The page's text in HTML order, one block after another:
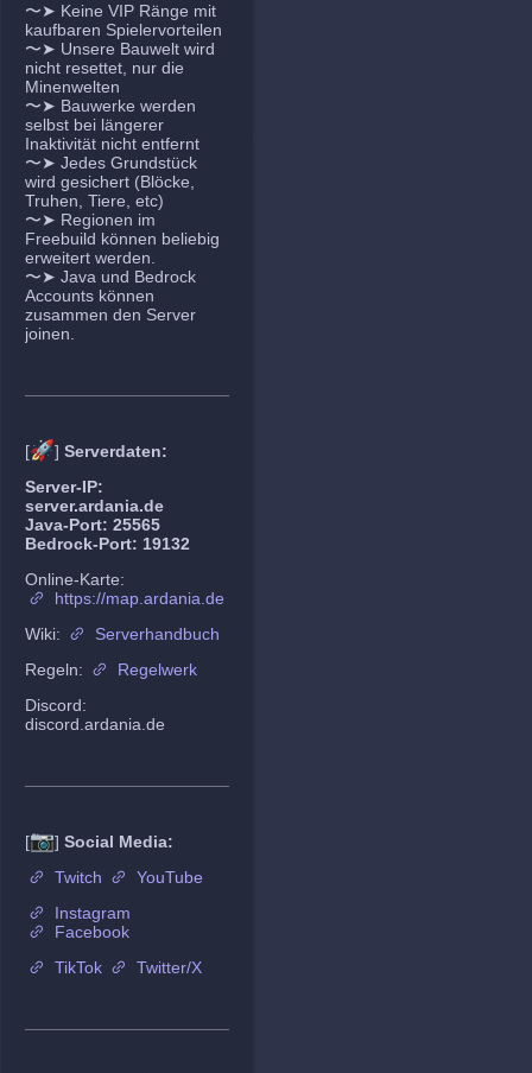
〜➤ Keine VIP Ränge mit
kaufbaren Spielervorteilen
〜➤ Unsere Bauwelt wird
nicht resettet, nur die
Minenwelten
〜➤ Bauwerke werden
selbst bei längerer
Inaktivität nicht entfernt
〜➤ Jedes Grundstück
wird gesichert (Blöcke,
Truhen, Tiere, etc)
〜➤ Regionen im
Freebuild können beliebig
erweitert werden.
〜➤ Java und Bedrock
Accounts können
zusammen den Server
joinen.
[🚀] Serverdaten:
Server-IP:
server.ardania.de
Java-Port: 25565
Bedrock-Port: 19132
Online-Karte:
https://map.ardania.de
Wiki:
Serverhandbuch
Regeln:
Regelwerk
Discord:
discord.ardania.de
[📷] Social Media:
Twitch
YouTube
Instagram
Facebook
TikTok
Twitter/X